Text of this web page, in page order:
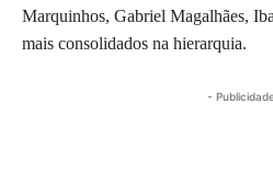
Marquinhos, Gabriel Magalhães,
mais consolidados na hierarquia.
-